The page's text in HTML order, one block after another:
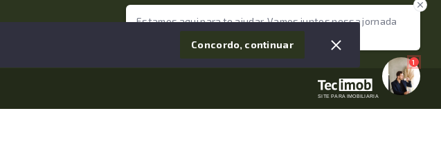
Estamos aqui para te ajudar. Vamos juntos nessa jornada
tão importante da sua vida?
1
SITE PARA IMOBILIARIA
Concordo, continuar